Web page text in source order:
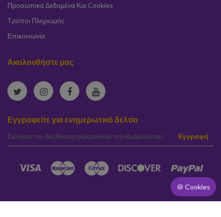
Προσωπικά Δεδομένα Και Cookies
Τρόποι Πληρωμής
Επικοινωνία
Ακολουθήστε μας
Εγγραφείτε για ενημερωτικό δελτίο
elta Εγγραφή
🍪 Cookies